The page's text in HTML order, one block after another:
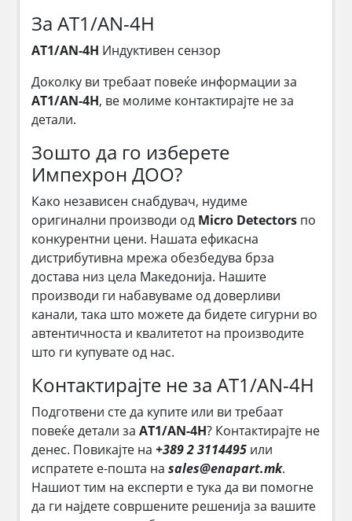
За AT1/AN-4H
AT1/AN-4H Индуктивен сензор
Доколку ви требаат повеќе информации за
AT1/AN-4H, ве молиме контактирајте не за
детали.
Зошто да го изберете
Импехрон ДОО?
Како независен снабдувач, нудиме
оригинални производи од Micro Detectors по
конкурентни цени. Нашата ефикасна
дистрибутивна мрежа обезбедува брза
достава низ цела Македонија. Нашите
производи ги набавуваме од доверливи
канали, така што можете да бидете сигурни во
автентичноста и квалитетот на производите
што ги купувате од нас.
Контактирајте не за AT1/AN-4H
Подготвени сте да купите или ви требаат
повеќе детали за AT1/AN-4H? Контактирајте не
денес. Повикајте на +389 2 3114495 или
испратете е-пошта на sales@enapart.mk.
Нашиот тим на експерти е тука да ви помогне
да ги најдете совршените решенија за вашите